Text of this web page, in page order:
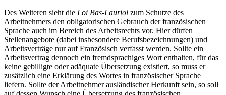
Des Weiteren sieht die Loi Bas-Lauriol zum Schutze des
Arbeitnehmers den obligatorischen Gebrauch der französischen
Sprache auch im Bereich des Arbeitsrechts vor. Hier dürfen
Stellenangebote (dabei insbesondere Berufsbezeichnungen) und
Arbeitsverträge nur auf Französisch verfasst werden. Sollte ein
Arbeitsvertrag dennoch ein fremdsprachiges Wort enthalten, für das
keine gebilligte oder adäquate Übersetzung existiert, so muss er
zusätzlich eine Erklärung des Wortes in französischer Sprache
liefern. Sollte der Arbeitnehmer ausländischer Herkunft sein, so soll